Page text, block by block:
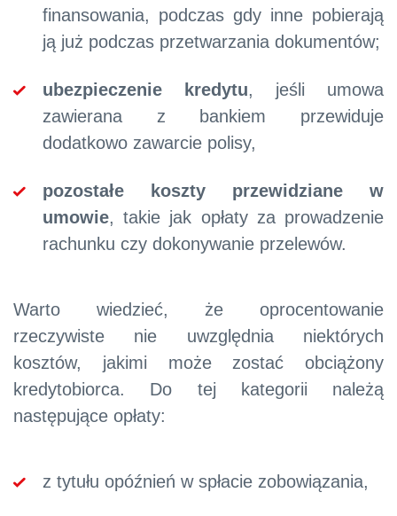
finansowania, podczas gdy inne pobierają
ją już podczas przetwarzania dokumentów;
ubezpieczenie kredytu, jeśli umowa
zawierana z bankiem przewiduje
dodatkowo zawarcie polisy,
pozostałe koszty przewidziane w
umowie, takie jak opłaty za prowadzenie
rachunku czy dokonywanie przelewów.
Warto wiedzieć, że oprocentowanie
rzeczywiste nie uwzględnia niektórych
kosztów, jakimi może zostać obciążony
kredytobiorca. Do tej kategorii należą
następujące opłaty:
z tytułu opóźnień w spłacie zobowiązania,